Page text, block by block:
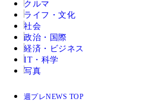
クルマ
ライフ・文化
社会
政治・国際
経済・ビジネス
IT・科学
写真
週プレNEWS TOP